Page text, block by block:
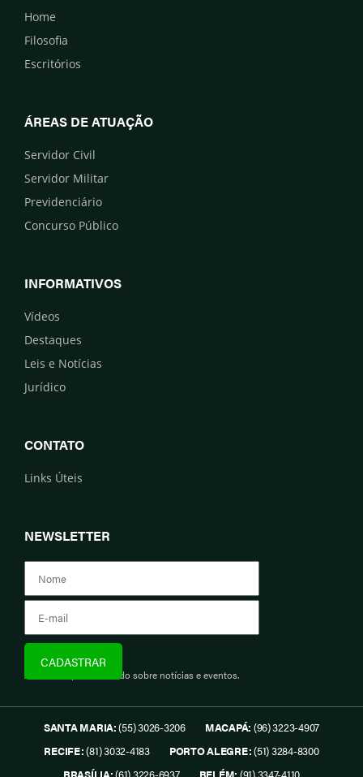
Home
Filosofia
Escritórios
ÁREAS DE ATUAÇÃO
Servidor Civil
Servidor Militar
Previdenciário
Concurso Público
INFORMATIVOS
Vídeos
Destaques
Leis e Notícias
Jurídico
CONTATO
Links Úteis
NEWSLETTER
Assine e fique informado sobre notícias e eventos.
SANTA MARIA:(55) 3026-3206 MACAPÁ: (96) 3223-4907
RECIFE:(81) 3032-4183 PORTO ALEGRE:(51) 3284-8300